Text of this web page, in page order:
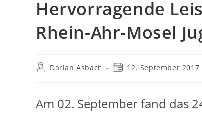
Hervorragende
Rhein-Ahr-Mosel
Beitrags-
Darian Asbach
Beitrag12. September 2017
Am 02. September fand das